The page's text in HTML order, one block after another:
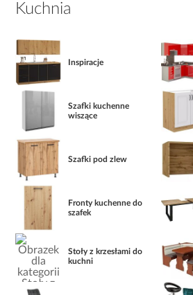
Kuchnia
Inspiracje
Szafki kuchenne
wiszące
Szafki pod zlew
Fronty kuchenne do
szafek
Stoły z krzesłami do
kuchni